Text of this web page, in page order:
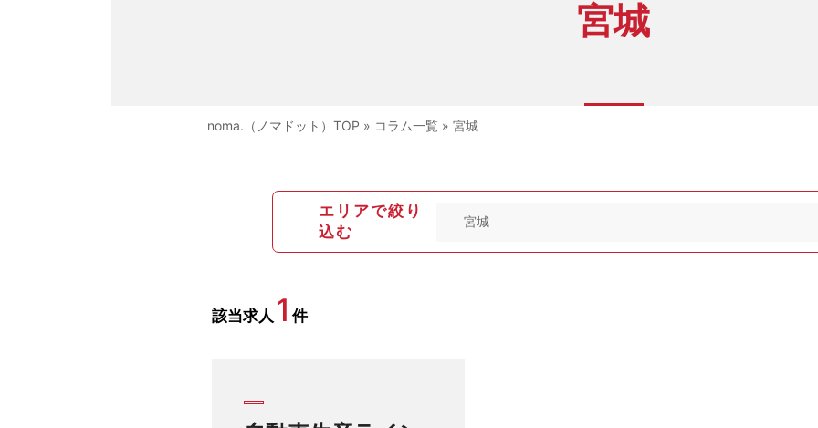
宮城
noma.（ノマドット）TOP » コラム一覧 » 宮城
エリアで絞り
込む
該当求人 1 件